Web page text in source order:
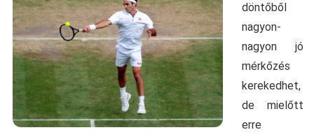
döntőből
nagyon-
nagyon jó
mérkőzés
kerekedhet,
de mielőtt
erre